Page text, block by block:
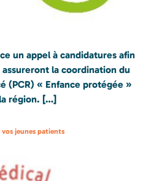
un appel à candidatures afin
la coordination du
(PCR) « Enfance protégée »
région. […]
jeunes patients